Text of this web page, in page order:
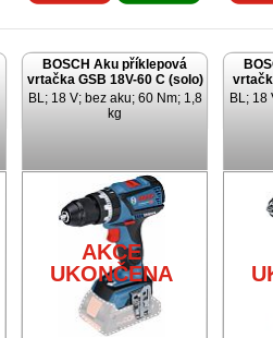
BOSCH Aku příklepová
vrtačka GSB 18V-60 C (solo)
BL; 18 V; bez aku; 60 Nm; 1,8
kg
AKCE
UKONČENA
BL; 18